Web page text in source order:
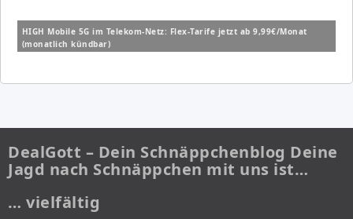
HIGH Mobile 5G im Telekom-Netz: Flex-Tarife jetzt ab 9,99€/Monat
(monatlich kündbar)
DealGott – Dein Schnäppchenblog Deine
Jagd nach Schnäppchen mit uns ist…
… vielfältig